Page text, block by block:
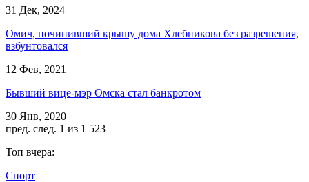
31 Дек, 2024
Омич, починивший крышу дома Хлебникова без разрешения,
взбунтовался
12 Фев, 2021
Бывший вице-мэр Омска стал банкротом
30 Янв, 2020
пред. след. 1 из 1 523
Топ вчера:
Спорт